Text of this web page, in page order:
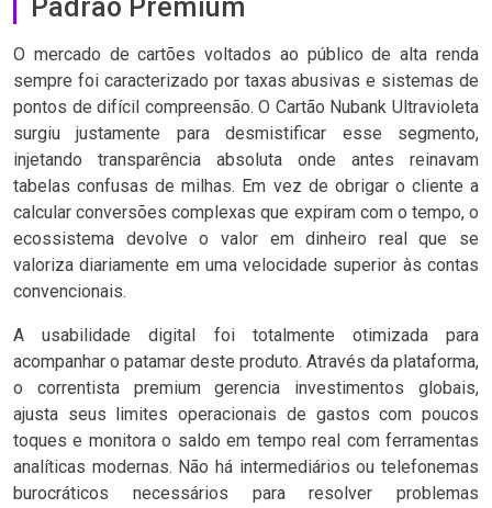
Padrão Premium
O mercado de cartões voltados ao público de alta renda
sempre foi caracterizado por taxas abusivas e sistemas de
pontos de difícil compreensão. O Cartão Nubank Ultravioleta
surgiu justamente para desmistificar esse segmento,
injetando transparência absoluta onde antes reinavam
tabelas confusas de milhas. Em vez de obrigar o cliente a
calcular conversões complexas que expiram com o tempo, o
ecossistema devolve o valor em dinheiro real que se
valoriza diariamente em uma velocidade superior às contas
convencionais.
A usabilidade digital foi totalmente otimizada para
acompanhar o patamar deste produto. Através da plataforma,
o correntista premium gerencia investimentos globais,
ajusta seus limites operacionais de gastos com poucos
toques e monitora o saldo em tempo real com ferramentas
analíticas modernas. Não há intermediários ou telefonemas
burocráticos necessários para resolver problemas